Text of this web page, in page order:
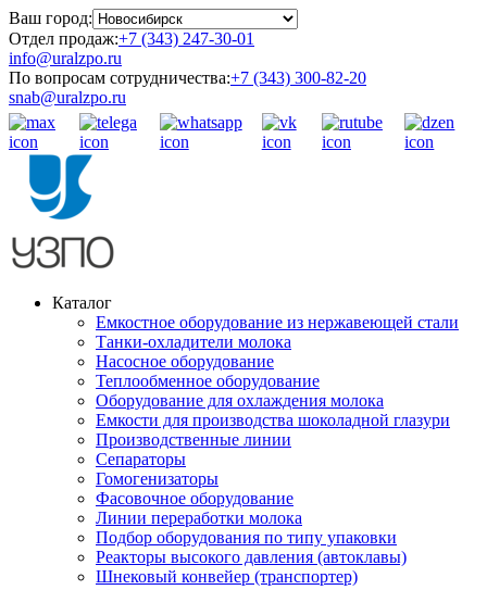
Ваш город:
Отдел продаж:+7 (343) 247-30-01
info@uralzpo.ru
По вопросам сотрудничества:+7 (343) 300-82-20
snab@uralzpo.ru
Каталог
Емкостное оборудование из нержавеющей стали
Танки-охладители молока
Насосное оборудование
Теплообменное оборудование
Оборудование для охлаждения молока
Емкости для производства шоколадной глазури
Производственные линии
Сепараторы
Гомогенизаторы
Фасовочное оборудование
Линии переработки молока
Подбор оборудования по типу упаковки
Реакторы высокого давления (автоклавы)
Шнековый конвейер (транспортер)